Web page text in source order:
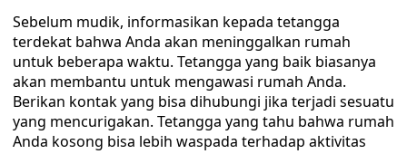
Sebelum mudik, informasikan kepada tetangga
terdekat bahwa Anda akan meninggalkan rumah
untuk beberapa waktu. Tetangga yang baik biasanya
akan membantu untuk mengawasi rumah Anda.
Berikan kontak yang bisa dihubungi jika terjadi sesuatu
yang mencurigakan. Tetangga yang tahu bahwa rumah
Anda kosong bisa lebih waspada terhadap aktivitas